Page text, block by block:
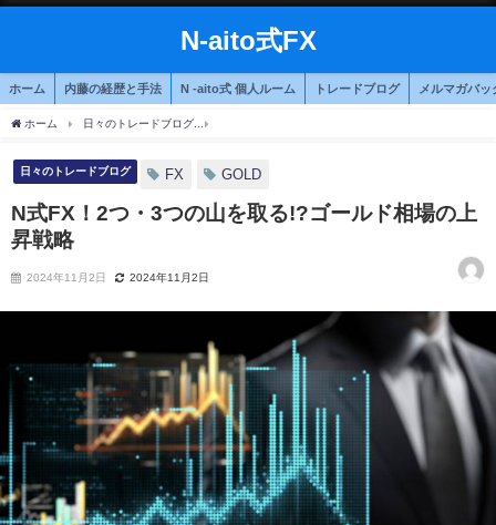
N-aito式FX
ホーム 内藤の経歴と手法 N -aito式 個人ルーム トレードブログ メルマガバ
ホーム 日々のトレードブログ
日々のトレードブログ FX GOLD
N式FX！2つ・3つの山を取る!?ゴールド相場の上
昇戦略
2024年11月2日 2024年11月2日